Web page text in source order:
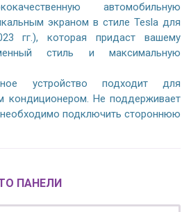
автомобильную
экраном в стиле Tesla для
гг.), которая придаст вашему
стиль и максимальную
устройство подходит для
кондиционером. Не поддерживает
подключить стороннюю
ПАНЕЛИ